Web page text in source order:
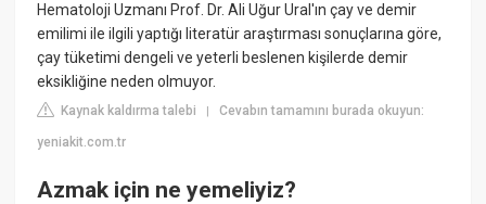
Hematoloji Uzmanı Prof. Dr. Ali Uğur Ural'ın çay ve demir
emilimi ile ilgili yaptığı literatür araştırması sonuçlarına göre,
çay tüketimi dengeli ve yeterli beslenen kişilerde demir
eksikliğine neden olmuyor.
Kaynak kaldırma talebi |Cevabın tamamını burada okuyun:
yeniakit.com.tr
Azmak için ne yemeliyiz?